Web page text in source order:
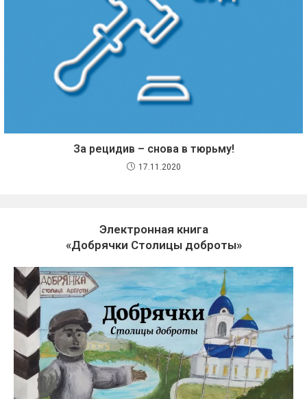
За рецидив – снова в тюрьму!
17.11.2020
Электронная книга
«Добрячки Столицы доброты»